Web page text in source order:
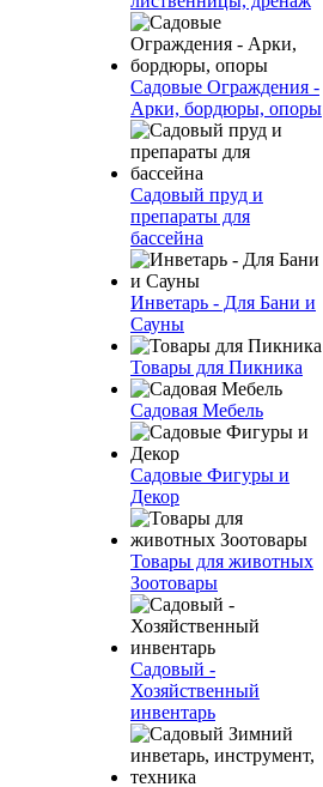
Садовые Ограждения -
Арки, бордюры, опоры
Садовый пруд и
препараты для
бассейна
Инветарь - Для Бани и
Сауны
Товары для Пикника
Садовая Мебель
Садовые Фигуры и
Декор
Товары для животных
Зоотовары
Садовый -
Хозяйственный
инвентарь